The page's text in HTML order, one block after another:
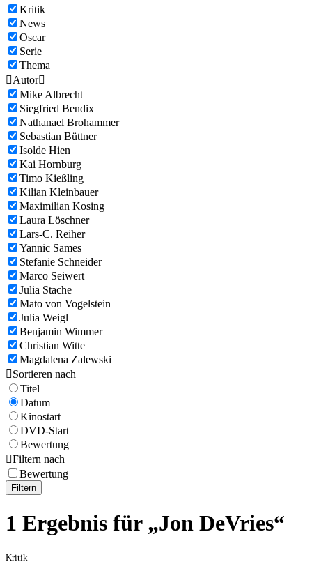
Kritik
News
Oscar
Serie
Thema
Autor
Mike Albrecht
Siegfried Bendix
Nathanael Brohammer
Sebastian Büttner
Isolde Hien
Kai Hornburg
Timo Kießling
Kilian Kleinbauer
Maximilian Kosing
Laura Löschner
Lars-C. Reiher
Yannic Sames
Stefanie Schneider
Marco Seiwert
Julia Stache
Mato von Vogelstein
Julia Weigl
Benjamin Wimmer
Christian Witte
Magdalena Zalewski
Sortieren nach
Titel
Datum
Kinostart
DVD-Start
Bewertung
Filtern nach
Bewertung
Filtern
1 Ergebnis für „Jon DeVries“
Kritik